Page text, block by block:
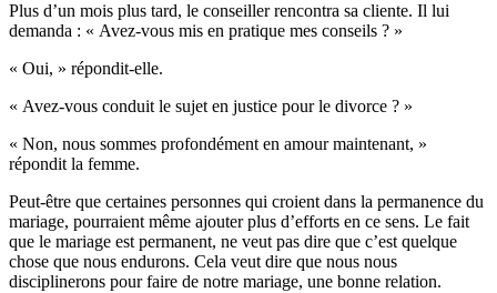
Plus d’un mois plus tard, le conseiller rencontra sa cliente. Il lui
demanda : « Avez-vous mis en pratique mes conseils ? »
« Oui, » répondit-elle.
« Avez-vous conduit le sujet en justice pour le divorce ? »
« Non, nous sommes profondément en amour maintenant, »
répondit la femme.
Peut-être que certaines personnes qui croient dans la permanence du
mariage, pourraient même ajouter plus d’efforts en ce sens. Le fait
que le mariage est permanent, ne veut pas dire que c’est quelque
chose que nous endurons. Cela veut dire que nous nous
disciplinerons pour faire de notre mariage, une bonne relation.